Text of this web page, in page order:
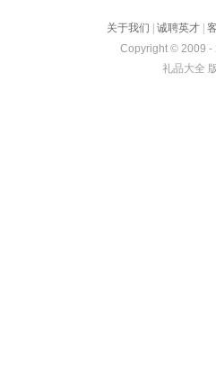
关于我们 诚聘英才
Copyright © 2009 -
礼品大全